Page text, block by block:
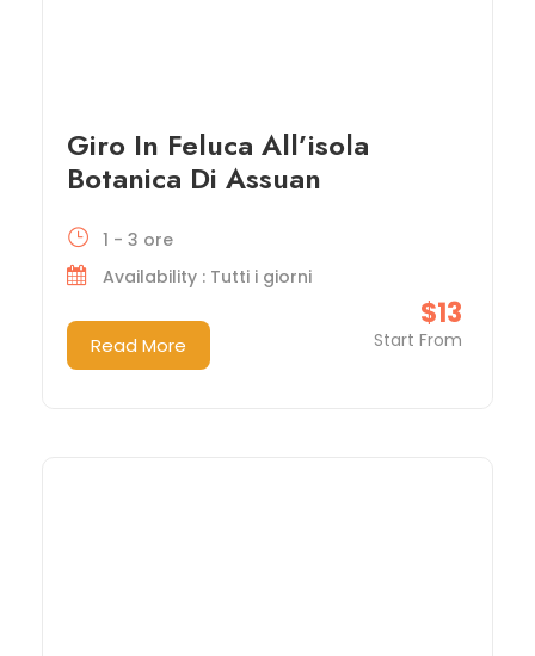
Giro In Feluca All’isola
Botanica Di Assuan
$13
Start From
1 - 3 ore
Availability : Tutti i giorni
Read More